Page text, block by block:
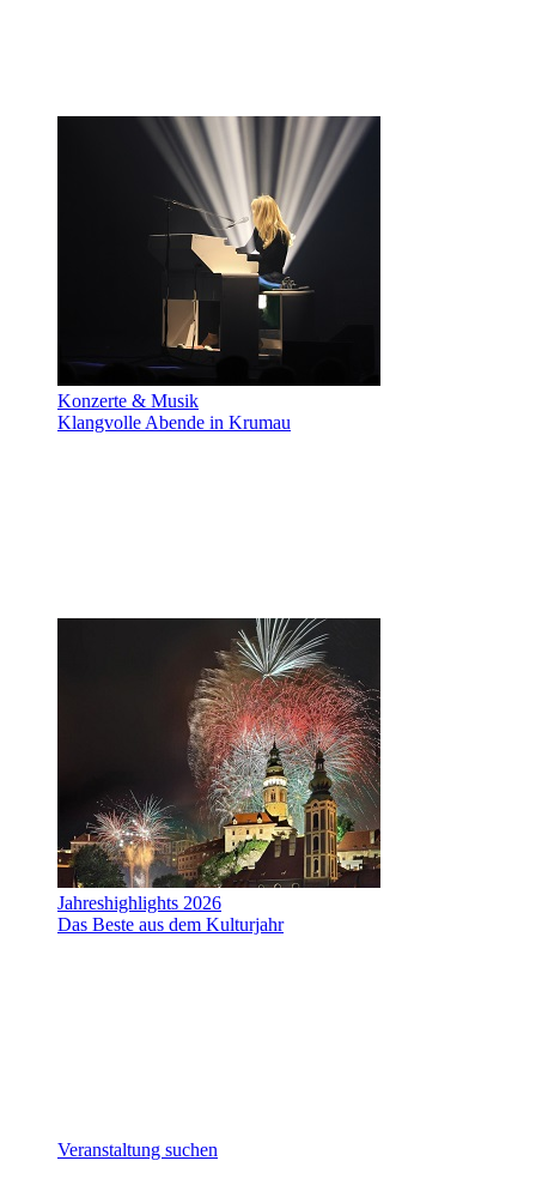
Konzerte & Musik
Klangvolle Abende in Krumau
Jahreshighlights 2026
Das Beste aus dem Kulturjahr
Veranstaltung suchen